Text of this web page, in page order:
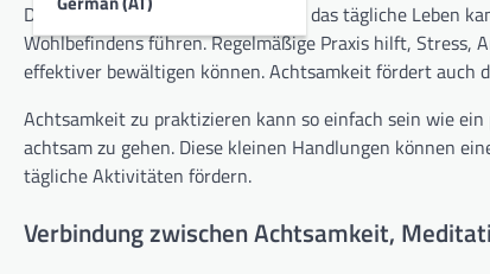
Die Integration von Achtsamkeit in das tägliche Leben
Wohlbefindens führen. Regelmäßige Praxis hilft, Stress,
effektiver bewältigen können. Achtsamkeit fördert auch
Achtsamkeit zu praktizieren kann so einfach sein wie
achtsam zu gehen. Diese kleinen Handlungen können
tägliche Aktivitäten fördern.
Verbindung zwischen Achtsamkeit,